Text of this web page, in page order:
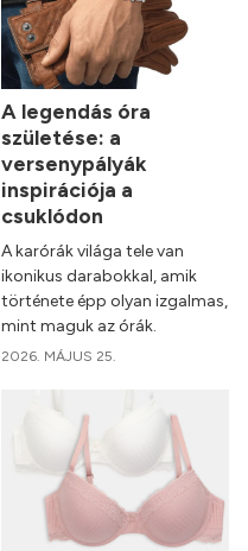
A legendás óra
születése: a
versenypályák
inspirációja a
csuklódon
A karórák világa tele van
ikonikus darabokkal, amik
története épp olyan izgalmas,
mint maguk az órák.
2026. MÁJUS 25.